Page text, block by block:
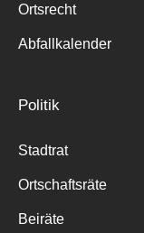
Ortsrecht
Abfallkalender
Politik
Stadtrat
Ortschaftsräte
Beiräte